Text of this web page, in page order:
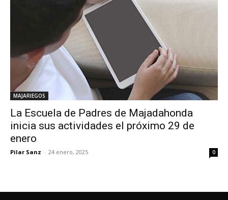
MAJARIEGOS
La Escuela de Padres de Majadahonda
inicia sus actividades el próximo 29 de
enero
Pilar Sanz - 24 enero, 2025 0